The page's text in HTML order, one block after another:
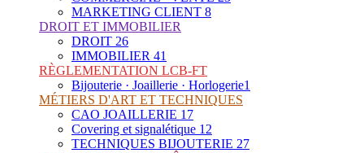
MARKETING CLIENT 8
DROIT ET IMMOBILIER
DROIT 26
IMMOBILIER 41
RÈGLEMENTATION LCB-FT
Bijouterie · Joaillerie · Horlogerie1
MÉTIERS D'ART ET TECHNIQUES
CAO JOAILLERIE 17
Covering et signalétique 12
TECHNIQUES BIJOUTERIE 27